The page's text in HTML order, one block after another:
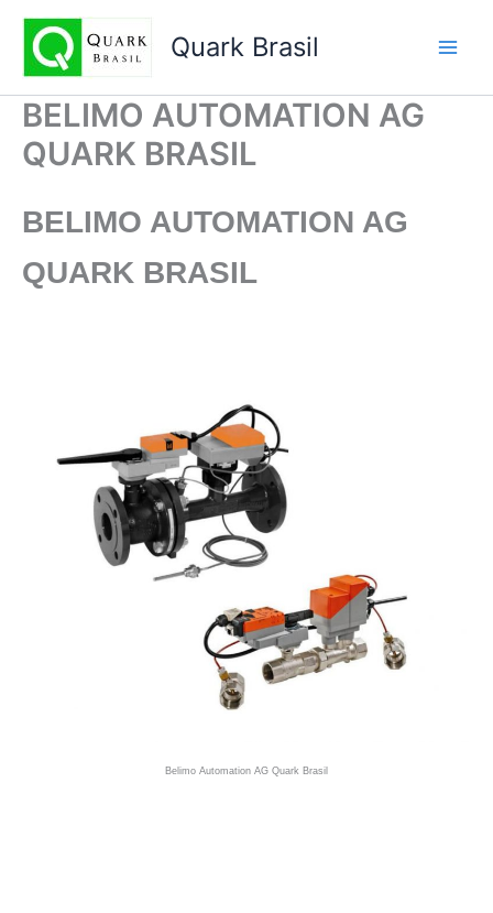
conteúdo
Quark Brasil
BELIMO AUTOMATION AG
QUARK BRASIL
BELIMO AUTOMATION AG
QUARK BRASIL
Belimo Automation AG Quark Brasil